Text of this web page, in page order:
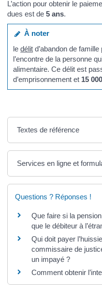
L’action pour obtenir le
dues est de 5 ans.
À noter
ledélit d’abandon de
l’encontre de la personne
alimentaire. Ce délit est
d’emprisonnement et 15
Textes de référence
Services en ligne et
Questions ? Réponses !
Que faire si la
que le débiteur à
Qui doit payer
commissaire de
un impayé ?
Comment obtenir